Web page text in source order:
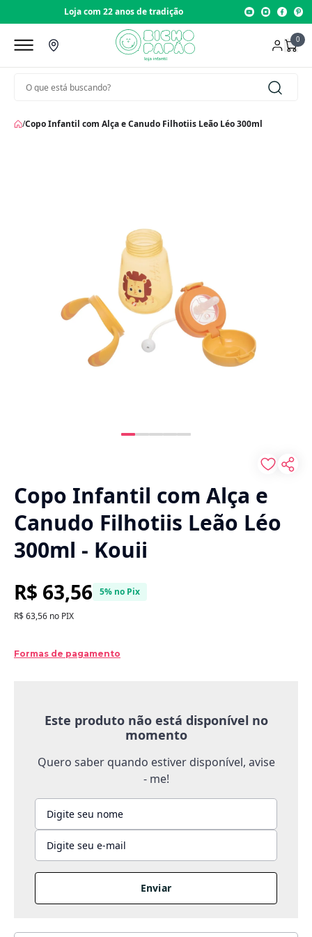
Loja com 22 anos de tradição
0
/Copo Infantil com Alça e Canudo Filhotiis Leão Léo 300ml
Copo Infantil com Alça e
Canudo Filhotiis Leão Léo
300ml - Kouii
R$ 63,56 5% no Pix
R$ 63,56 no PIX
Formas de pagamento
Este produto não está disponível no
momento
Quero saber quando estiver disponível, avise
- me!
Enviar